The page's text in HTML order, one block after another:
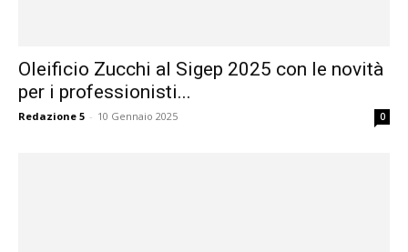
Oleificio Zucchi al Sigep 2025 con le novità
per i professionisti...
Redazione 5 - 10 Gennaio 2025 0